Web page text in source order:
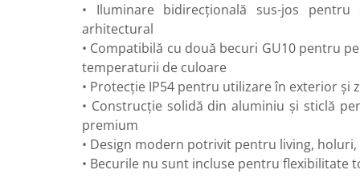
Pistol pentru vopsit
Pompă, hidrofor
Presostate/Regulatoare de
Prelungitoare
Rindele electrice
• Iluminare bidirecțională sus-jos
arhitectural
• Compatibilă cu două becuri GU10 pentru
temperaturii de culoare
• Protecție IP54 pentru utilizare în exterior și
• Construcție solidă din aluminiu și sticlă
premium
• Design modern potrivit pentru living,
• Becurile nu sunt incluse pentru flexibilitate